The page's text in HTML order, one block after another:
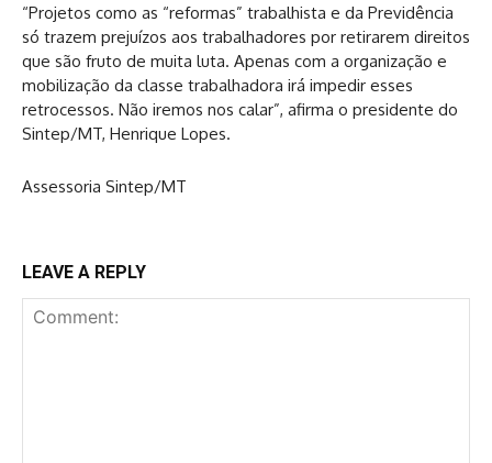
“Projetos como as “reformas” trabalhista e da Previdência
só trazem prejuízos aos trabalhadores por retirarem direitos
que são fruto de muita luta. Apenas com a organização e
mobilização da classe trabalhadora irá impedir esses
retrocessos. Não iremos nos calar”, afirma o presidente do
Sintep/MT, Henrique Lopes.
Assessoria Sintep/MT
LEAVE A REPLY